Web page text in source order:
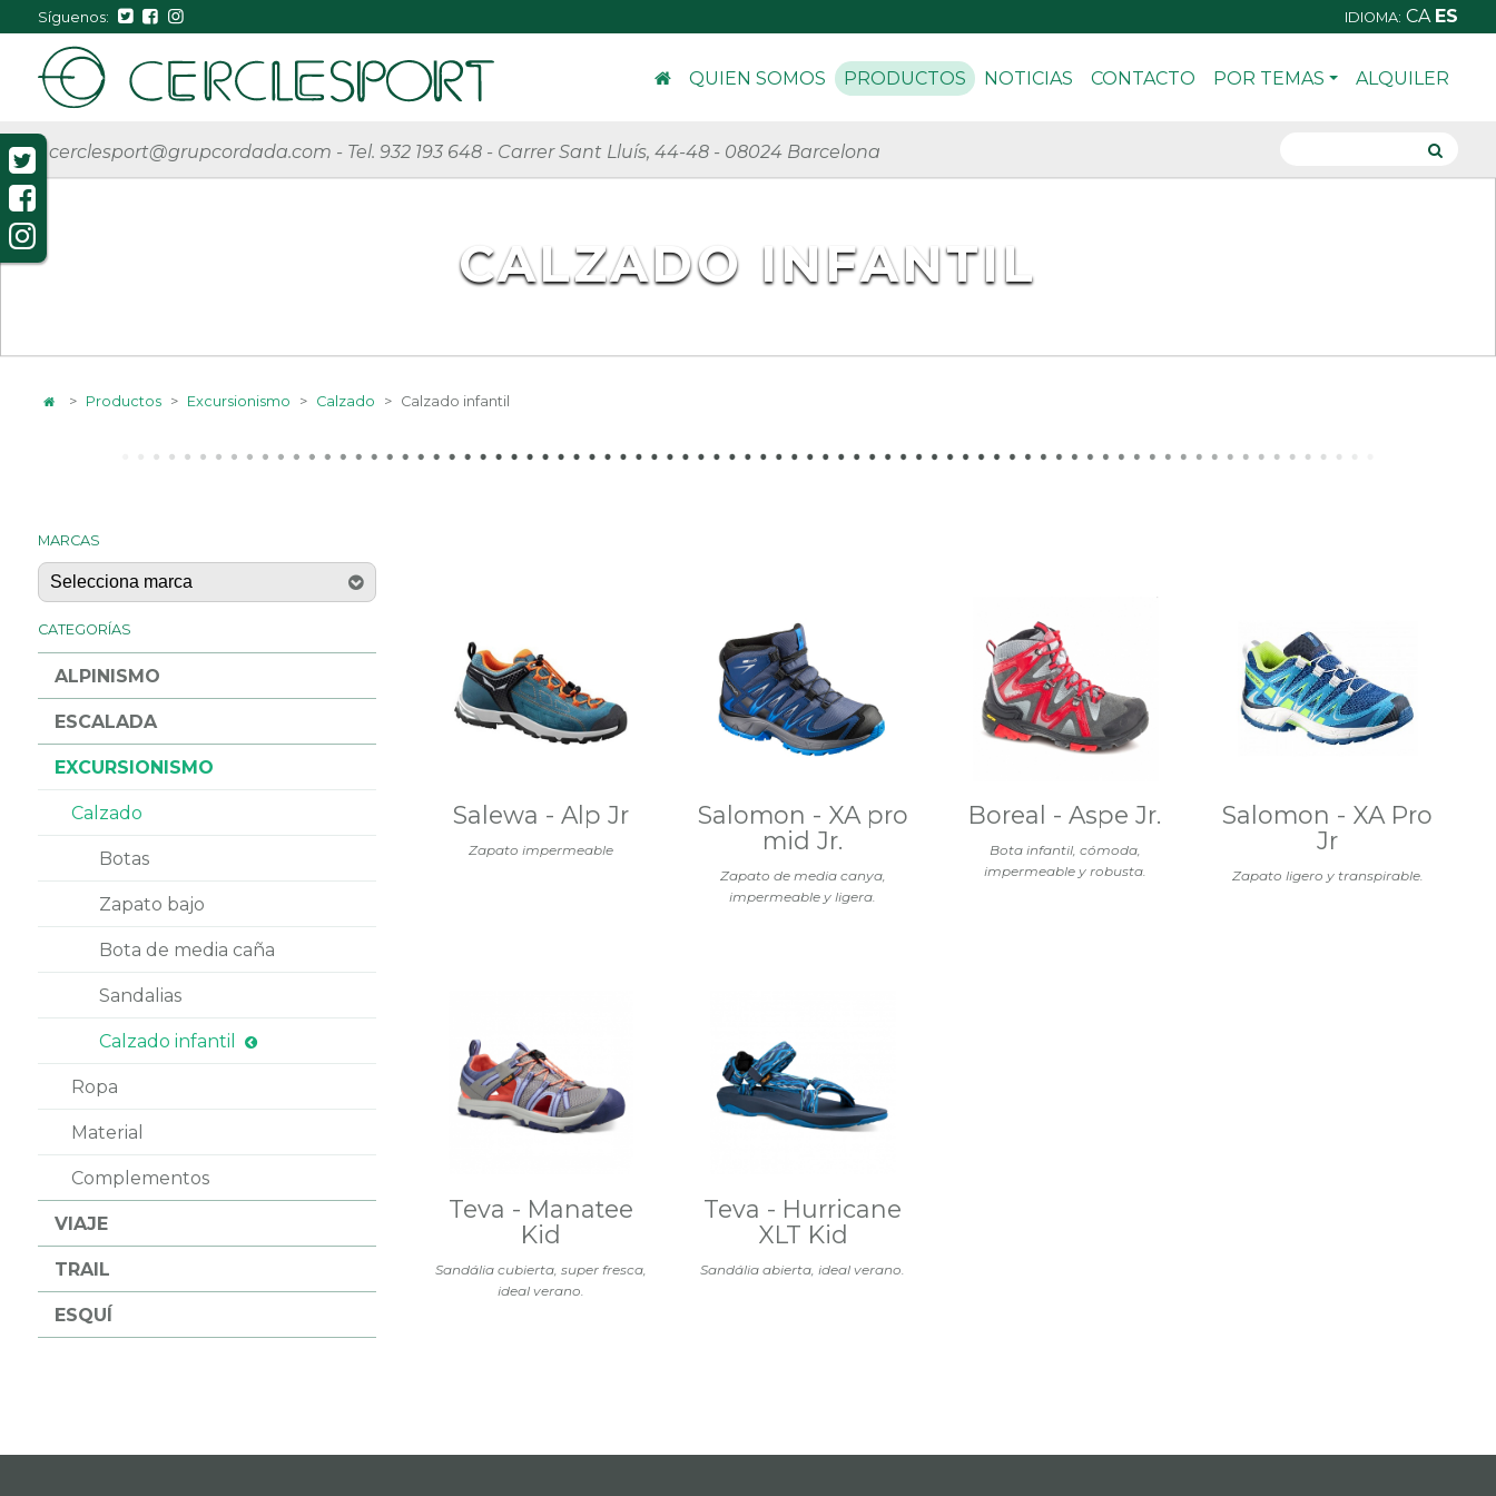
Síguenos: IDIOMA: CA ES
QUIEN SOMOS PRODUCTOS NOTICIAS CONTACTO POR TEMAS ALQUILER
cerclesport@grupcordada.com - Tel. 932 193 648 - Carrer Sant Lluís, 44-48 - 08024 Barcelona
CALZADO INFANTIL
> Productos > Excursionismo > Calzado > Calzado infantil
MARCAS
CATEGORÍAS
ALPINISMO
ESCALADA
EXCURSIONISMO
Calzado
Botas
Zapato bajo
Bota de media caña
Sandalias
Calzado infantil
Ropa
Material
Complementos
VIAJE
TRAIL
ESQUÍ
Zapato impermeable
Salewa - Alp Jr
Zapato de media canya,
impermeable y ligera.
Salomon - XA pro
mid Jr.
Bota infantil, cómoda,
impermeable y robusta.
Boreal - Aspe Jr.
Zapato ligero y transpirable.
Salomon - XA Pro
Jr
Sandália cubierta, super fresca,
ideal verano.
Teva - Manatee
Kid
Sandália abierta, ideal verano.
Teva - Hurricane
XLT Kid